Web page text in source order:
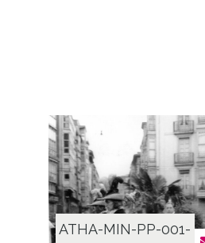
ATHA-MIN-PP-001-